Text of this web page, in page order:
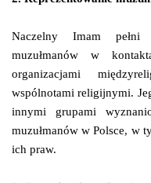
Naczelny Imam pełni
muzułmanów w
organizacjami
wspólnotami religijnymi.
innymi grupami
muzułmanów w Polsce, w
ich praw.